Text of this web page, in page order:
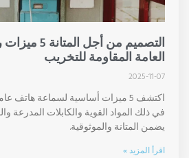
التصميم من أجل
العامة المقاومة للتخريب
2025-11-07
اكتشف 5 ميزات أساسية لسماعة هاتف
في ذلك المواد القوية والكابلات المدرعة
يضمن المتانة والموثوقية.
اقرأ المزيد »